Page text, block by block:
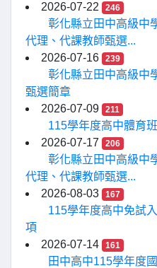
2026-07-22
246
彰化縣立田中高級中
代理、代課教師甄選...
2026-07-16
239
彰化縣立田中高級中
甄選簡章
2026-07-09
211
115學年度高中體育
2026-07-17
206
彰化縣立田中高級中
代理、代課教師甄選...
2026-08-03
167
115學年度高中免試
項
2026-07-14
161
田中高中115學年度